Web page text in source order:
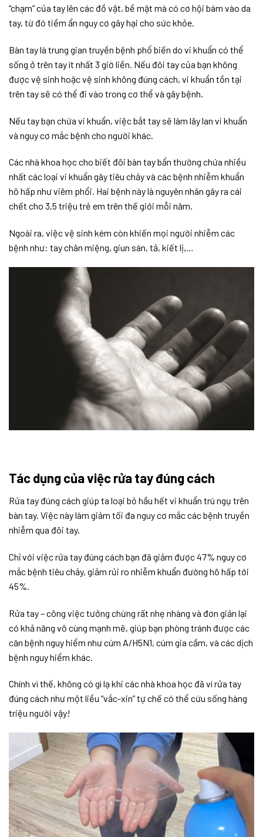
“chạm” của tay lên các đồ vật, bề mặt mà có cơ hội bám vào da
tay, từ đó tiềm ẩn nguy cơ gây hại cho sức khỏe.
Bàn tay là trung gian truyền bệnh phổ biến do vi khuẩn có thể
sống ở trên tay ít nhất 3 giờ liền. Nếu đôi tay của bạn không
được vệ sinh hoặc vệ sinh không đúng cách, vi khuẩn tồn tại
trên tay sẽ có thể đi vào trong cơ thể và gây bệnh.
Nếu tay bạn chứa vi khuẩn, việc bắt tay sẽ làm lây lan vi khuẩn
và nguy cơ mắc bệnh cho người khác.
Các nhà khoa học cho biết đôi bàn tay bẩn thường chứa nhiều
nhất các loại vi khuẩn gây tiêu chảy và các bệnh nhiễm khuẩn
hô hấp như viêm phổi. Hai bệnh này là nguyên nhân gây ra cái
chết cho 3,5 triệu trẻ em trên thế giới mỗi năm.
Ngoài ra, việc vệ sinh kém còn khiến mọi người nhiễm các
bệnh như: tay chân miệng, giun sán, tả, kiết lị,…
Tác dụng của việc rửa tay đúng cách
Rửa tay đúng cách giúp ta loại bỏ hầu hết vi khuẩn trú ngụ trên
bàn tay. Việc này làm giảm tối đa nguy cơ mắc các bệnh truyền
nhiễm qua đôi tay.
Chỉ với việc rửa tay đúng cách bạn đã giảm được 47% nguy cơ
mắc bệnh tiêu chảy, giảm rủi ro nhiễm khuẩn đường hô hấp tới
45%.
Rửa tay – công việc tưởng chừng rất nhẹ nhàng và đơn giản lại
có khả năng vô cùng mạnh mẽ, giúp bạn phòng tránh được các
căn bệnh nguy hiểm như cúm A/H5N1, cúm gia cầm, và các dịch
bệnh nguy hiểm khác.
Chính vì thế, không có gì lạ khi các nhà khoa học đã ví rửa tay
đúng cách như một liều “vắc-xin” tự chế có thể cứu sống hàng
triệu người vậy!